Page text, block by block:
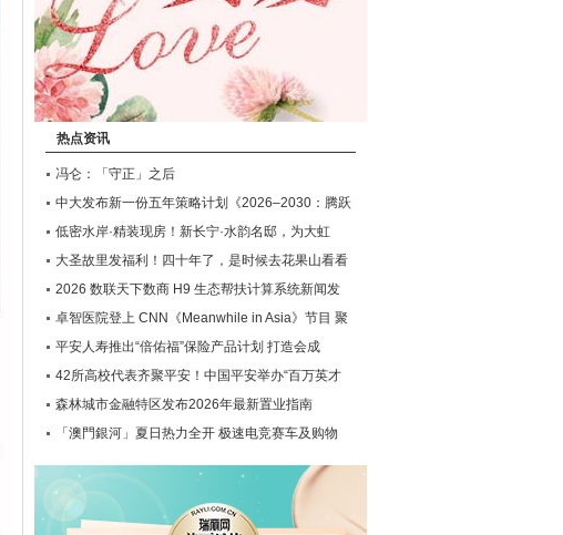
热点资讯
冯仑：「守正」之后
中大发布新一份五年策略计划《2026‒2030：腾跃
低密水岸·精装现房！新长宁·水韵名邸，为大虹
大圣故里发福利！四十年了，是时候去花果山看看
2026 数联天下数商 H9 生态帮扶计算系统新闻发
卓智医院登上 CNN《Meanwhile in Asia》节目 聚
平安人寿推出“倍佑福”保险产品计划 打造会成
42所高校代表齐聚平安！中国平安举办“百万英才
森林城市金融特区发布2026年最新置业指南
「澳門銀河」夏日热力全开 极速电竞赛车及购物